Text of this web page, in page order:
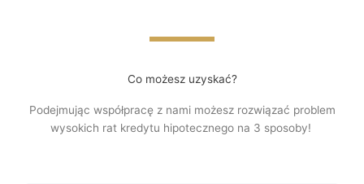
Co możesz uzyskać?
Podejmując współpracę z nami możesz rozwiązać problem
wysokich rat kredytu hipotecznego na 3 sposoby!